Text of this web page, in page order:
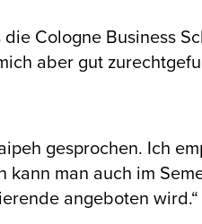
Cologne Business
aber gut
gesprochen. Ich
man auch im
angeboten wird.“